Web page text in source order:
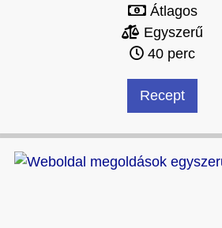
Átlagos
Egyszerű
40 perc
Recept